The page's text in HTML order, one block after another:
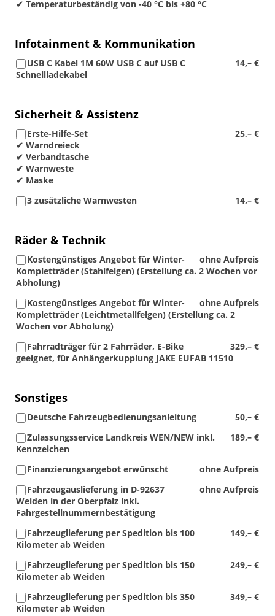
✔ Temperaturbeständig von -40 °C bis +80 °C
Infotainment & Kommunikation
14,– €
USB C Kabel 1M 60W USB C auf USB C
Schnellladekabel
Sicherheit & Assistenz
25,– €
Erste-Hilfe-Set
✔ Warndreieck
✔ Verbandtasche
✔ Warnweste
✔ Maske
14,– €
3 zusätzliche Warnwesten
Räder & Technik
ohne Aufpreis
Kostengünstiges Angebot für Winter-
Kompletträder (Stahlfelgen) (Erstellung ca. 2 Wochen vor
Abholung)
ohne Aufpreis
Kostengünstiges Angebot für Winter-
Kompletträder (Leichtmetallfelgen) (Erstellung ca. 2
Wochen vor Abholung)
329,– €
Fahrradträger für 2 Fahrräder, E-Bike
geeignet, für Anhängerkupplung JAKE EUFAB 11510
Sonstiges
50,– €
Deutsche Fahrzeugbedienungsanleitung
189,– €
Zulassungsservice Landkreis WEN/NEW inkl.
Kennzeichen
ohne Aufpreis
Finanzierungsangebot erwünscht
ohne Aufpreis
Fahrzeugauslieferung in D-92637
Weiden in der Oberpfalz inkl.
Fahrgestellnummernbestätigung
149,– €
Fahrzeuglieferung per Spedition bis 100
Kilometer ab Weiden
249,– €
Fahrzeuglieferung per Spedition bis 150
Kilometer ab Weiden
349,– €
Fahrzeuglieferung per Spedition bis 350
Kilometer ab Weiden